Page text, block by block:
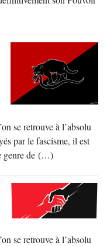
se retrouve à l’absolu
par le fascisme, il est
genre de (…)
se retrouve à l’absolu